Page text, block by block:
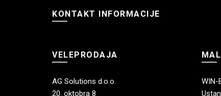
KONTAKT INFORMACIJE
VELEPRODAJA
AG Solutions d.o.o.
20. oktobra 8
WIN-